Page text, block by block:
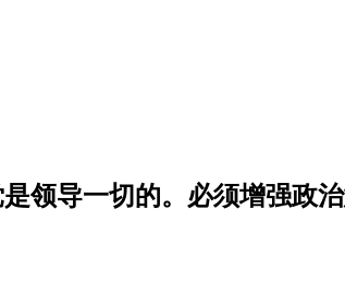
领导一切的。必须增强政